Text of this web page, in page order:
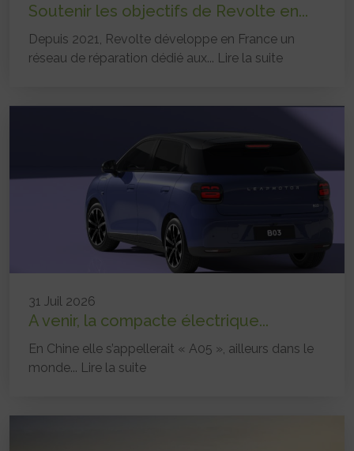
Soutenir les objectifs de Revolte en...
Depuis 2021, Revolte développe en France un
réseau de réparation dédié aux... Lire la suite
31 Juil 2026
A venir, la compacte électrique...
En Chine elle s’appellerait « A05 », ailleurs dans le
monde... Lire la suite